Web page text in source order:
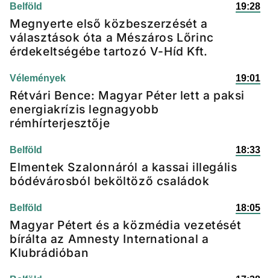
Belföld 19:28
Megnyerte első közbeszerzését a
választások óta a Mészáros Lőrinc
érdekeltségébe tartozó V-Híd Kft.
Vélemények 19:01
Rétvári Bence: Magyar Péter lett a paksi
energiakrízis legnagyobb
rémhírterjesztője
Belföld 18:33
Elmentek Szalonnáról a kassai illegális
bódévárosból beköltöző családok
Belföld 18:05
Magyar Pétert és a közmédia vezetését
bírálta az Amnesty International a
Klubrádióban